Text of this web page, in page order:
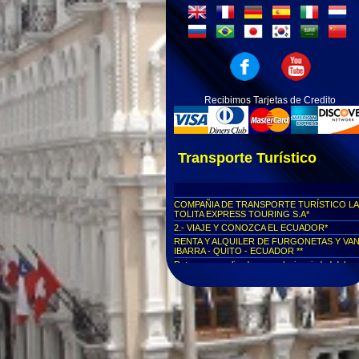
Recibimos Tarjetas de Credito
Transporte Turístico
COMPAÑIA DE TRANSPORTE TURÍSTICO LA
TOLITA EXPRESS TOURING S.A*
2.- VIAJE Y CONOZCA EL ECUADOR*
RENTA Y ALQUILER DE FURGONETAS Y
IBARRA - QUITO - ECUADOR **
Rutas personalizadas a cualquier ciudad del
Ecuador...
Viajes seguros al Cotopaxi...
Viajes seguros a Parque Nacional Yasuní
Viajes seguros al Parque Nacional Las Cajas
Viajes seguros a Cuenca
Viajes seguros al Centro Histórico de Quito
Viajes seguros a la Mitad del Mundo